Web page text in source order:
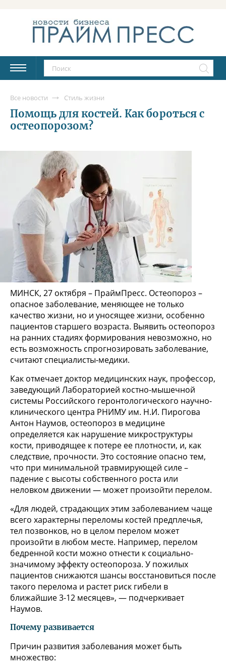
Все новости Стиль жизни
Помощь для костей. Как бороться с
остеопорозом?
МИНСК, 27 октября – ПраймПресс. Остеопороз –
опасное заболевание, меняющее не только
качество жизни, но и уносящее жизни, особенно
пациентов старшего возраста. Выявить остеопороз
на ранних стадиях формирования невозможно, но
есть возможность спрогнозировать заболевание,
считают специалисты-медики.
Как отмечает доктор медицинских наук, профессор,
заведующий Лабораторией костно-мышечной
системы Российского геронтологического научно-
клинического центра РНИМУ им. Н.И. Пирогова
Антон Наумов, остеопороз в медицине
определяется как нарушение микроструктуры
кости, приводящее к потере ее плотности, и, как
следствие, прочности. Это состояние опасно тем,
что при минимальной травмирующей силе –
падение с высоты собственного роста или
неловком движении — может произойти перелом.
«Для людей, страдающих этим заболеванием чаще
всего характерны переломы костей предплечья,
тел позвонков, но в целом перелом может
произойти в любом месте. Например, перелом
бедренной кости можно отнести к социально-
значимому эффекту остеопороза. У пожилых
пациентов снижаются шансы восстановиться после
такого перелома и растет риск гибели в
ближайшие 3-12 месяцев», — подчеркивает
Наумов.
Почему развивается
Причин развития заболевания может быть
множество: